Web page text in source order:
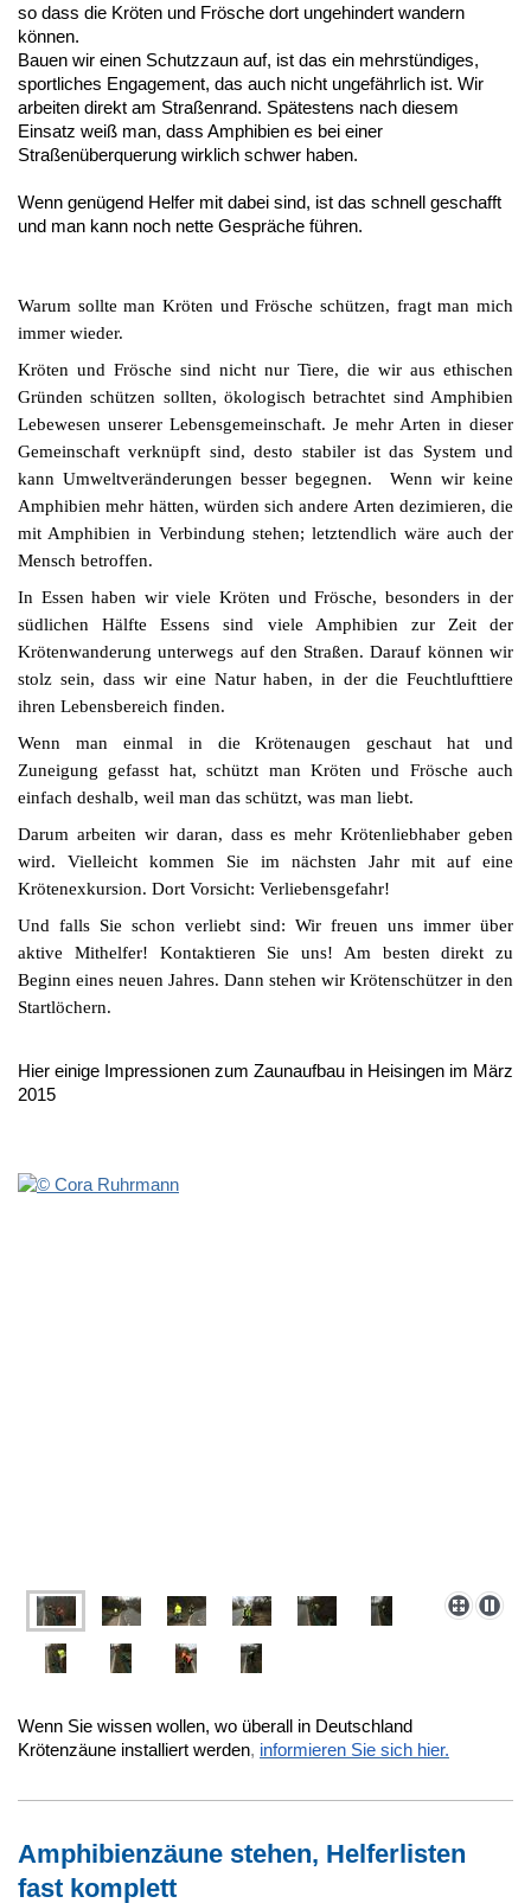
so dass die Kröten und Frösche dort ungehindert wandern
können.
Bauen wir einen Schutzzaun auf, ist das ein mehrstündiges,
sportliches Engagement, das auch nicht ungefährlich ist. Wir
arbeiten direkt am Straßenrand. Spätestens nach diesem
Einsatz weiß man, dass Amphibien es bei einer
Straßenüberquerung wirklich schwer haben.
Wenn genügend Helfer mit dabei sind, ist das schnell geschafft
und man kann noch nette Gespräche führen.
Warum sollte man Kröten und Frösche schützen, fragt man mich
immer wieder.
Kröten und Frösche sind nicht nur Tiere, die wir aus ethischen
Gründen schützen sollten, ökologisch betrachtet sind Amphibien
Lebewesen unserer Lebensgemeinschaft. Je mehr Arten in dieser
Gemeinschaft verknüpft sind, desto stabiler ist das System und
kann Umweltveränderungen besser begegnen. Wenn wir keine
Amphibien mehr hätten, würden sich andere Arten dezimieren, die
mit Amphibien in Verbindung stehen; letztendlich wäre auch der
Mensch betroffen.
In Essen haben wir viele Kröten und Frösche, besonders in der
südlichen Hälfte Essens sind viele Amphibien zur Zeit der
Krötenwanderung unterwegs auf den Straßen. Darauf können wir
stolz sein, dass wir eine Natur haben, in der die Feuchtlufttiere
ihren Lebensbereich finden.
Wenn man einmal in die Krötenaugen geschaut hat und
Zuneigung gefasst hat, schützt man Kröten und Frösche auch
einfach deshalb, weil man das schützt, was man liebt.
Darum arbeiten wir daran, dass es mehr Krötenliebhaber geben
wird. Vielleicht kommen Sie im nächsten Jahr mit auf eine
Krötenexkursion. Dort Vorsicht: Verliebensgefahr!
Und falls Sie schon verliebt sind: Wir freuen uns immer über
aktive Mithelfer! Kontaktieren Sie uns! Am besten direkt zu
Beginn eines neuen Jahres. Dann stehen wir Krötenschützer in den
Startlöchern.
Hier einige Impressionen zum Zaunaufbau in Heisingen im März
2015
Wenn Sie wissen wollen, wo überall in Deutschland
Krötenzäune installiert werden, informieren Sie sich hier.
Amphibienzäune stehen, Helferlisten
fast komplett